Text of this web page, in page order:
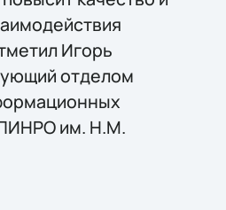
Игорь
отделом
им. Н.М.